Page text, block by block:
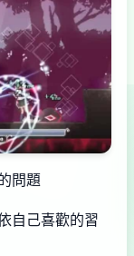
問題
自己喜歡的習